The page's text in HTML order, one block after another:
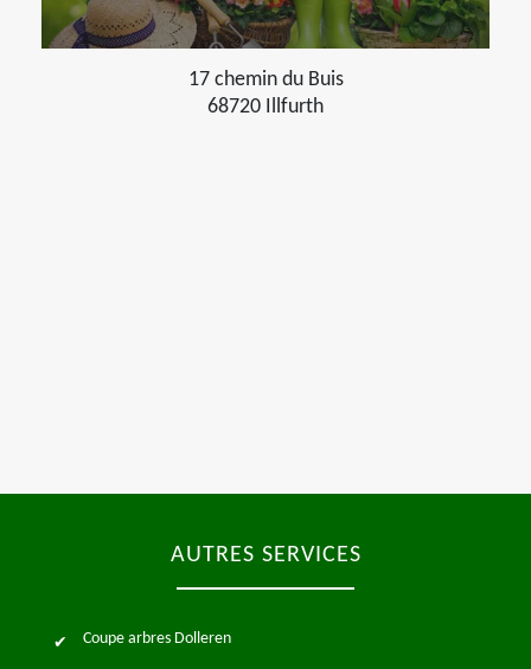
17 chemin du Buis
68720 Illfurth
AUTRES SERVICES
Coupe arbres Dolleren